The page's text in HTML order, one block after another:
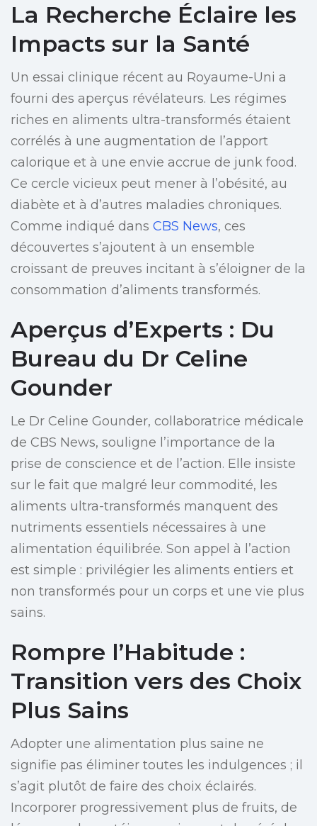
La Recherche Éclaire les
Impacts sur la Santé
Un essai clinique récent au Royaume-Uni a
fourni des aperçus révélateurs. Les régimes
riches en aliments ultra-transformés étaient
corrélés à une augmentation de l’apport
calorique et à une envie accrue de junk food.
Ce cercle vicieux peut mener à l’obésité, au
diabète et à d’autres maladies chroniques.
Comme indiqué dans CBS News, ces
découvertes s’ajoutent à un ensemble
croissant de preuves incitant à s’éloigner de la
consommation d’aliments transformés.
Aperçus d’Experts : Du
Bureau du Dr Celine
Gounder
Le Dr Celine Gounder, collaboratrice médicale
de CBS News, souligne l’importance de la
prise de conscience et de l’action. Elle insiste
sur le fait que malgré leur commodité, les
aliments ultra-transformés manquent des
nutriments essentiels nécessaires à une
alimentation équilibrée. Son appel à l’action
est simple : privilégier les aliments entiers et
non transformés pour un corps et une vie plus
sains.
Rompre l’Habitude :
Transition vers des Choix
Plus Sains
Adopter une alimentation plus saine ne
signifie pas éliminer toutes les indulgences ; il
s’agit plutôt de faire des choix éclairés.
Incorporer progressivement plus de fruits, de